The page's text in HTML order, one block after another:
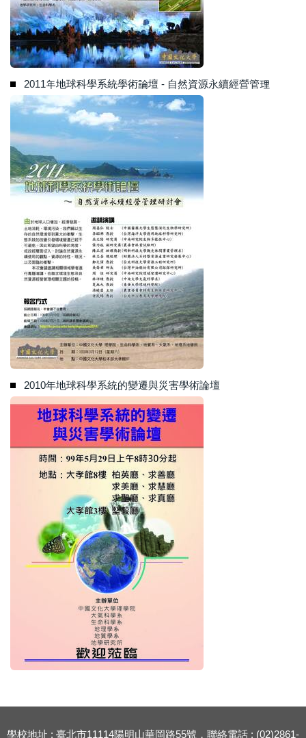
2011年地球科學系統學術論壇 - 自然資源永續經營管理
2010年地球科學系統的變遷與災害學術論壇
學校地址 : 臺北市11114陽明山華岡路55號，聯絡電話 : (02)2861-